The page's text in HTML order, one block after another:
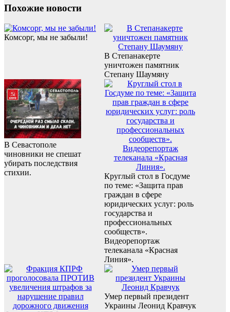
Похожие новости
Комсорг, мы не забыли!
В Степанакерте
уничтожен памятник
Степану Шаумяну
В Севастополе
чиновники не спешат
убирать последствия
стихии.
Круглый стол в Госдуме
по теме: «Защита прав
граждан в сфере
юридических услуг: роль
государства и
профессиональных
сообществ».
Видеорепортаж
телеканала «Красная
Линия».
Умер первый президент
Украины Леонид Кравчук